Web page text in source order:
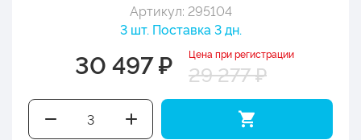
Артикул: 295104
3 шт. Поставка 3 дн.
30 497 ₽ Цена при регистрации
29 277 ₽